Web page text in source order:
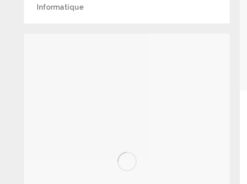
Informatique